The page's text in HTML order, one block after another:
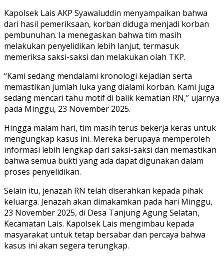
Kapolsek Lais AKP Syawaluddin menyampaikan bahwa
dari hasil pemeriksaan, korban diduga menjadi korban
pembunuhan. Ia menegaskan bahwa tim masih
melakukan penyelidikan lebih lanjut, termasuk
memeriksa saksi-saksi dan melakukan olah TKP.
“Kami sedang mendalami kronologi kejadian serta
memastikan jumlah luka yang dialami korban. Kami juga
sedang mencari tahu motif di balik kematian RN,” ujarnya
pada Minggu, 23 November 2025.
Hingga malam hari, tim masih terus bekerja keras untuk
mengungkap kasus ini. Mereka berupaya memperoleh
informasi lebih lengkap dari saksi-saksi dan memastikan
bahwa semua bukti yang ada dapat digunakan dalam
proses penyelidikan.
Selain itu, jenazah RN telah diserahkan kepada pihak
keluarga. Jenazah akan dimakamkan pada hari Minggu,
23 November 2025, di Desa Tanjung Agung Selatan,
Kecamatan Lais. Kapolsek Lais mengimbau kepada
masyarakat untuk tetap bersabar dan percaya bahwa
kasus ini akan segera terungkap.